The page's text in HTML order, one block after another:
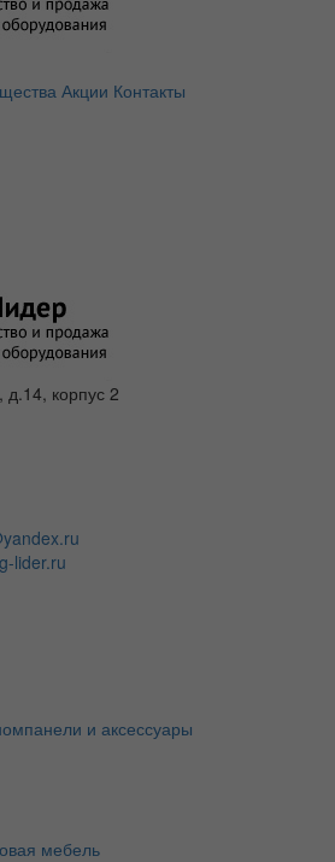
Акции Контакты
д.14, корпус 2
lider.ru
и аксессуары
мебель